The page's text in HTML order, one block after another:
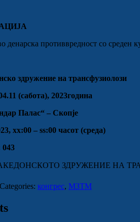
денарска противвредност со
здружение на трансфузиолози
(сабота), 2023година
Палас“ – Скопје
хх:00 – ѕѕ:00 часот (среда)
ЗДРУЖЕНИЕ НА
Categories: конгрес, МЗТМ